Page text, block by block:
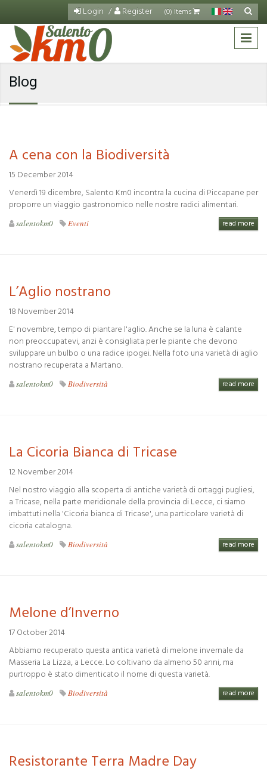
Skip to main content Login Register (0) Items Search
Blog
A cena con la Biodiversità
15 December 2014
Venerdì 19 dicembre, Salento Km0 incontra la cucina di Piccapane per
proporre un viaggio gastronomico nelle nostre radici alimentari.
salentokm0 Eventi read more
L’Aglio nostrano
18 November 2014
E' novembre, tempo di piantare l'aglio. Anche se la luna è calante
non preoccupatevi, anzi è consigliata per le piante che devono
sviluppare un bulbo o una radice ipogei. Nella foto una varietà di aglio
nostrano recuperata a Martano.
salentokm0 Biodiversità read more
La Cicoria Bianca di Tricase
12 November 2014
Nel nostro viaggio alla scoperta di antiche varietà di ortaggi pugliesi,
a Tricase, nella parte meridionale della provincia di Lecce, ci siamo
imbattuti nella 'Cicoria bianca di Tricase', una particolare varietà di
cicoria catalogna.
salentokm0 Biodiversità read more
Melone d’Inverno
17 October 2014
Abbiamo recuperato questa antica varietà di melone invernale da
Masseria La Lizza, a Lecce. Lo coltivano da almeno 50 anni, ma
purtroppo è stato dimenticato il nome di questa varietà.
salentokm0 Biodiversità read more
Resistorante Terra Madre Day